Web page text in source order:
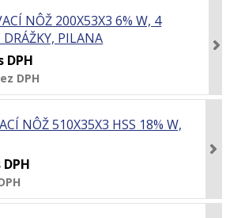
NÔŽ 200X53X3 6% W, 4
PILANA
DPH
DPH
NÔŽ 510X35X3 HSS 18% W,
DPH